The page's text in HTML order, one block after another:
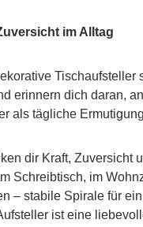
im Alltag
erinnern dich daran,
als tägliche
dir Kraft, Zuversicht
Schreibtisch, im
– stabile Spirale für
ist eine